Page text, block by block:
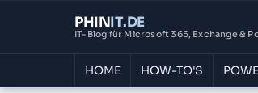
PHINIT.DE
IT-Blog für Microsoft 365, Exchange &
HOME HOW-TO'S